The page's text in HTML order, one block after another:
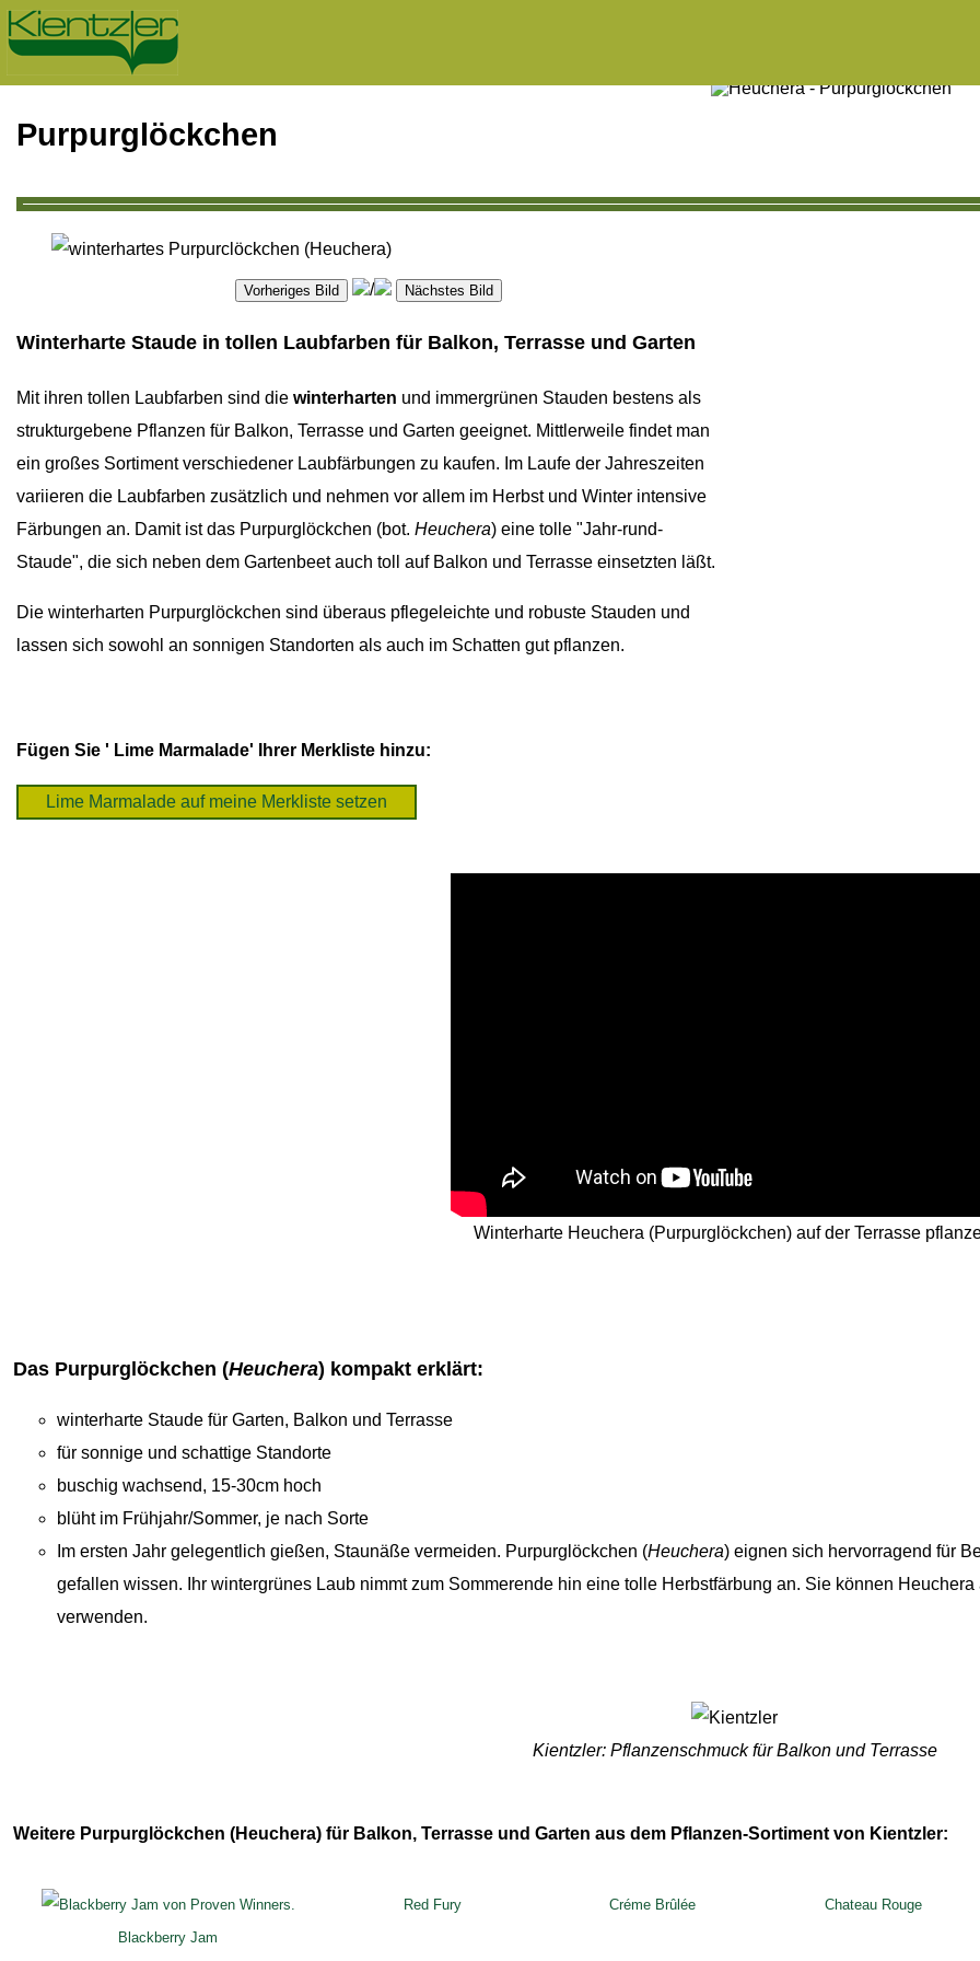
Purpurglöckchen
/
Winterharte Staude in tollen Laubfarben für Balkon, Terrasse und Garten
Mit ihren tollen Laubfarben sind die winterharten und immergrünen Stauden bestens als
strukturgebene Pflanzen für Balkon, Terrasse und Garten geeignet. Mittlerweile findet man
ein großes Sortiment verschiedener Laubfärbungen zu kaufen. Im Laufe der Jahreszeiten
variieren die Laubfarben zusätzlich und nehmen vor allem im Herbst und Winter intensive
Färbungen an. Damit ist das Purpurglöckchen (bot. Heuchera) eine tolle "Jahr-rund-
Staude", die sich neben dem Gartenbeet auch toll auf Balkon und Terrasse einsetzten läßt.
Die winterharten Purpurglöckchen sind überaus pflegeleichte und robuste Stauden und
lassen sich sowohl an sonnigen Standorten als auch im Schatten gut pflanzen.
Fügen Sie ' Lime Marmalade' Ihrer Merkliste hinzu:
Winterharte Heuchera (Purpurglöckchen) auf der Terrasse
Das Purpurglöckchen (Heuchera) kompakt erklärt:
winterharte Staude für Garten, Balkon und Terrasse
für sonnige und schattige Standorte
buschig wachsend, 15-30cm hoch
blüht im Frühjahr/Sommer, je nach Sorte
Im ersten Jahr gelegentlich gießen, Staunäße vermeiden. Purpurglöckchen (Heuchera) eignen sich hervorragend für
gefallen wissen. Ihr wintergrünes Laub nimmt zum Sommerende hin eine tolle Herbstfärbung an. Sie können
verwenden.
Kientzler: Pflanzenschmuck für Balkon und Terrasse
Weitere Purpurglöckchen (Heuchera) für Balkon, Terrasse und Garten aus dem Pflanzen-Sortiment von Kientzler:
Blackberry Jam
Red Fury Créme Brûlée Chateau Rouge